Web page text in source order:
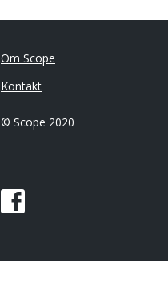
Om Scope
Kontakt
© Scope 2020